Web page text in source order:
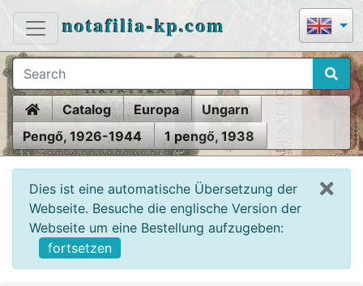
notafilia-kp.com
HomeCatalog Europa
Ungarn
Pengő, 1926-1944
1 pengő, 1938
Dies ist eine automatische Übersetzung der
Webseite. Besuche die englische Version der
Webseite um eine Bestellung aufzugeben:
fortsetzen